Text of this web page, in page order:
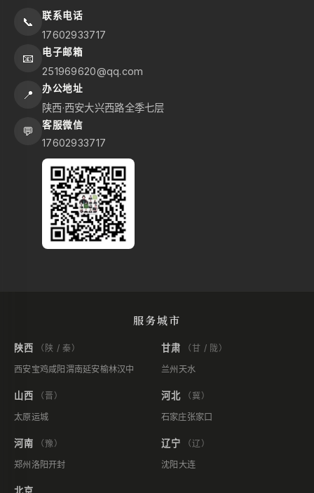
📞 联系电话
17602933717
📧 电子邮箱
251969620@qq.com
📍 办公地址
陕西·西安大兴西路全季七层
💬 客服微信
17602933717
服务城市
陕西
（陕 / 秦）
西安宝鸡咸阳 渭南延安榆林汉中
甘肃
（甘 / 陇）
兰州 天水
山西
（晋）
太原运城
河北
（冀）
石家庄张家口
河南
（豫）
郑州 洛阳开封
辽宁
（辽）
沈阳 大连